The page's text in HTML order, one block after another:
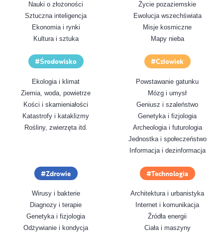
Nauki o złożoności
Sztuczna inteligencja
Ekonomia i rynki
Kultura i sztuka
Życie pozaziemskie
Ewolucja wszechświata
Misje kosmiczne
Mapy nieba
Środowisko
Ekologia i klimat
Ziemia, woda, powietrze
Kości i skamieniałości
Katastrofy i kataklizmy
Rośliny, zwierzęta itd.
Człowiek
Powstawanie gatunku
Mózg i umysł
Geniusz i szaleństwo
Genetyka i fizjologia
Archeologia i futurologia
Jednostka i społeczeństwo
Informacja i dezinformacja
Zdrowie
Wirusy i bakterie
Diagnozy i terapie
Genetyka i fizjologia
Odżywianie i kondycja
Technologia
Architektura i urbanistyka
Internet i komunikacja
Źródła energii
Ciała i maszyny